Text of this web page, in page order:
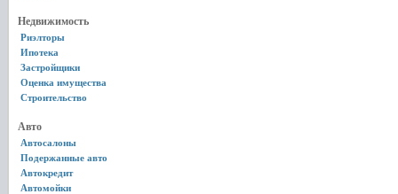
Недвижимость
Риэлторы
Ипотека
Застройщики
Оценка имущества
Строительство
Авто
Автосалоны
Подержанные авто
Автокредит
Автомойки